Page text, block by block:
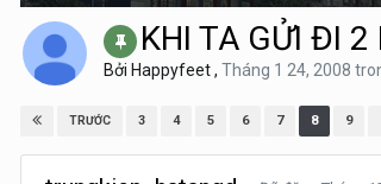
KHI TA GỬI ĐI 2
Bởi Happyfeet, Tháng 1 24, 2008
TRƯỚC 3 4 5 6 7 8 9